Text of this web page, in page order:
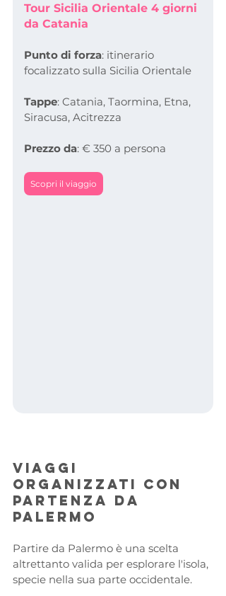
Tour Sicilia Orientale 4 giorni
da Catania
Punto di forza: itinerario
focalizzato sulla Sicilia Orientale
Tappe: Catania, Taormina, Etna,
Siracusa, Acitrezza
Prezzo da: € 350 a persona
Scopri il viaggio
Viaggi
organizzati con
partenza da
Palermo
Partire da Palermo è una scelta
altrettanto valida per esplorare l'isola,
specie nella sua parte occidentale.